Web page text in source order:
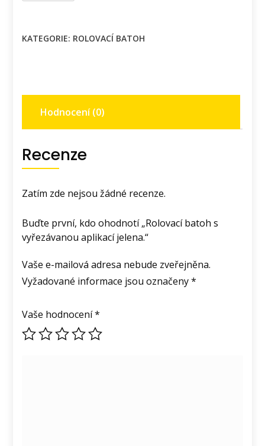
aplikací
KATEGORIE: ROLOVACÍ BATOH
Hodnocení (0)
Recenze
Zatím zde nejsou žádné recenze.
Buďte první, kdo ohodnotí „Rolovací batoh s
vyřezávanou aplikací jelena.“
Vaše e-mailová adresa nebude zveřejněna.
Vyžadované informace jsou označeny*
Vaše hodnocení*